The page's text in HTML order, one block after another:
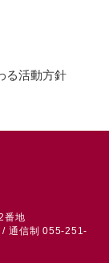
る活動方針
番地
通信制 055-251-